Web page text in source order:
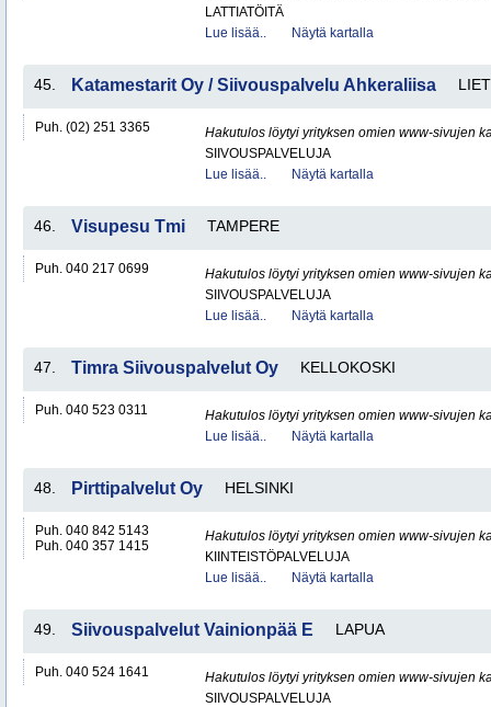
LATTIATÖITÄ
Lue lisää..
Näytä kartalla
45. Katamestarit Oy / Siivouspalvelu Ahkeraliisa
Puh. (02) 251 3365
Hakutulos löytyi yrityksen omien www-sivujen
SIIVOUSPALVELUJA
Lue lisää..
Näytä kartalla
46. Visupesu Tmi TAMPERE
Puh. 040 217 0699
Hakutulos löytyi yrityksen omien www-sivujen
SIIVOUSPALVELUJA
Lue lisää..
Näytä kartalla
47. Timra Siivouspalvelut Oy KELLOKOSKI
Puh. 040 523 0311
Hakutulos löytyi yrityksen omien www-sivujen
Lue lisää..
Näytä kartalla
48. Pirttipalvelut Oy HELSINKI
Puh. 040 842 5143
Puh. 040 357 1415
Hakutulos löytyi yrityksen omien www-sivujen
KIINTEISTÖPALVELUJA
Lue lisää..
Näytä kartalla
49. Siivouspalvelut Vainionpää E LAPUA
Puh. 040 524 1641
Hakutulos löytyi yrityksen omien www-sivujen
SIIVOUSPALVELUJA